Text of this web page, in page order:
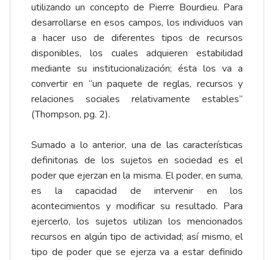
utilizando un concepto de Pierre Bourdieu. Para
desarrollarse en esos campos, los individuos van
a hacer uso de diferentes tipos de recursos
disponibles, los cuales adquieren estabilidad
mediante su institucionalización; ésta los va a
convertir en “un paquete de reglas, recursos y
relaciones sociales relativamente estables”
(Thompson, pg. 2).
Sumado a lo anterior, una de las características
definitorias de los sujetos en sociedad es el
poder que ejerzan en la misma. El poder, en suma,
es la capacidad de intervenir en los
acontecimientos y modificar su resultado. Para
ejercerlo, los sujetos utilizan los mencionados
recursos en algún tipo de actividad; así mismo, el
tipo de poder que se ejerza va a estar definido